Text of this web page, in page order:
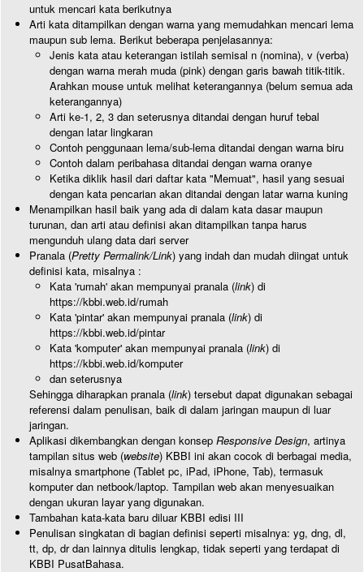
untuk mencari kata berikutnya
Arti kata ditampilkan dengan warna yang memudahkan mencari lema
maupun sub lema. Berikut beberapa penjelasannya:
Jenis kata atau keterangan istilah semisal n (nomina), v (verba)
dengan warna merah muda (pink) dengan garis bawah titik-titik.
Arahkan mouse untuk melihat keterangannya (belum semua ada
keterangannya)
Arti ke-1, 2, 3 dan seterusnya ditandai dengan huruf tebal
dengan latar lingkaran
Contoh penggunaan lema/sub-lema ditandai dengan warna biru
Contoh dalam peribahasa ditandai dengan warna oranye
Ketika diklik hasil dari daftar kata "Memuat", hasil yang sesuai
dengan kata pencarian akan ditandai dengan latar warna kuning
Menampilkan hasil baik yang ada di dalam kata dasar maupun
turunan, dan arti atau definisi akan ditampilkan tanpa harus
mengunduh ulang data dari server
Pranala (Pretty Permalink/Link) yang indah dan mudah diingat untuk
definisi kata, misalnya :
Kata 'rumah' akan mempunyai pranala (link) di
https://kbbi.web.id/rumah
Kata 'pintar' akan mempunyai pranala (link) di
https://kbbi.web.id/pintar
Kata 'komputer' akan mempunyai pranala (link) di
https://kbbi.web.id/komputer
dan seterusnya
Sehingga diharapkan pranala (link) tersebut dapat digunakan sebagai
referensi dalam penulisan, baik di dalam jaringan maupun di luar
jaringan.
Aplikasi dikembangkan dengan konsep Responsive Design, artinya
tampilan situs web (website) KBBI ini akan cocok di berbagai media,
misalnya smartphone (Tablet pc, iPad, iPhone, Tab), termasuk
komputer dan netbook/laptop. Tampilan web akan menyesuaikan
dengan ukuran layar yang digunakan.
Tambahan kata-kata baru diluar KBBI edisi III
Penulisan singkatan di bagian definisi seperti misalnya: yg, dng, dl,
tt, dp, dr dan lainnya ditulis lengkap, tidak seperti yang terdapat di
KBBI PusatBahasa.